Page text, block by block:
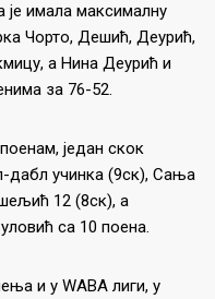
је имала максималну
Чорто, Дешић, Деурић,
а Нина Деурић и
за 76-52.
један скок
дабл учинка (9ск), Сања
12 (8ск), а
са 10 поена.
и у WABA лиги, у